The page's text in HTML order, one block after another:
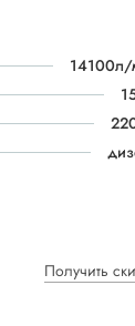
Получить